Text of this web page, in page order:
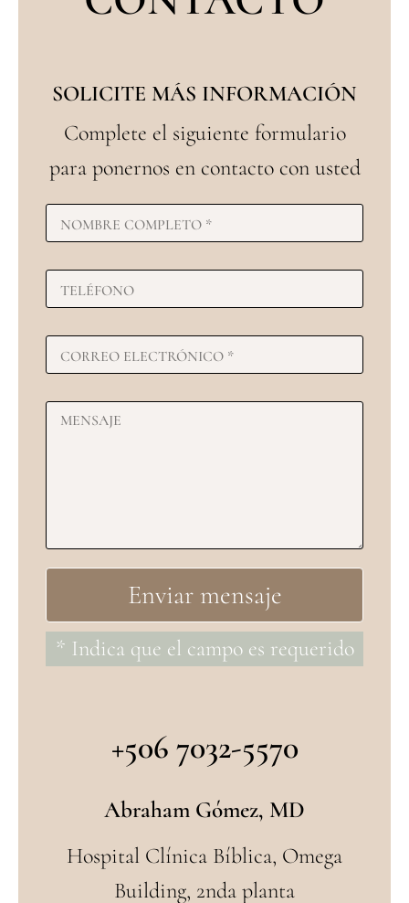
SOLICITE MÁS INFORMACIÓN
Complete el siguiente formulario
para ponernos en contacto con usted
* Indica que el campo es requerido
+506 7032-5570
Abraham Gómez, MD
Hospital Clínica Bíblica, Omega
Building, 2nda planta